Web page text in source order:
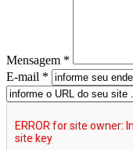
Mensagem *
E-mail *